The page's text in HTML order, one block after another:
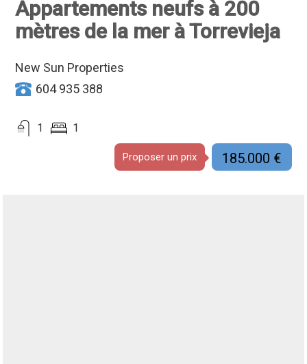
Appartements neufs à 200
mètres de la mer à Torrevieja
New Sun Properties
604 935 388
1 1
Proposer un prix 185.000 €